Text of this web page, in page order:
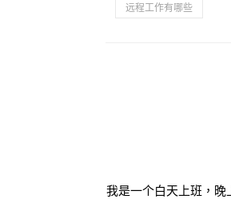
远程工作有哪些
我是一个白天上班，